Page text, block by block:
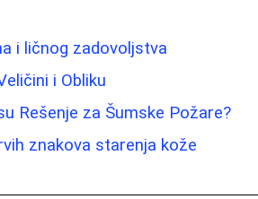
i ličnog zadovoljstva
i Obliku
Rešenje za Šumske Požare?
znakova starenja kože